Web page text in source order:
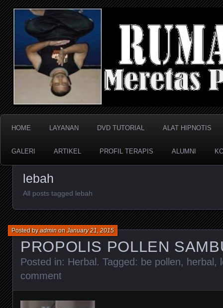
RUMAH HIPNOTIS
Meretas Pikiran Bawah Sadar
HOME LAYANAN DVD TUTORIAL ALAT HIPNOTIS
GALERI ARTIKEL PROFIL TERAPIS ALUMNI
lebah
All posts tagged lebah
PROPOLIS POLLEN
Posted byadminonJanuary 21, 2015
Posted in: Herbal. Tagged: be pollen, herbal,
comment